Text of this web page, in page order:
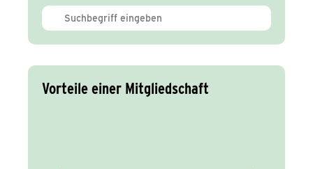
Vorteile einer Mitgliedschaft